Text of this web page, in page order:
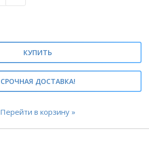
КУПИТЬ
СРОЧНАЯ ДОСТАВКА!
Перейти в корзину »